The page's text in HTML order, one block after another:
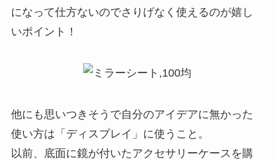
になって仕方ないのでさりげなく使えるのが嬉し
いポイント！
他にも思いつきそうで自分のアイデアに無かった
使い方は「ディスプレイ」に使うこと。
以前、底面に鏡が付いたアクセサリーケースを購